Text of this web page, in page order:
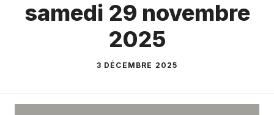
samedi 29 novembre
2025
3 DÉCEMBRE 2025